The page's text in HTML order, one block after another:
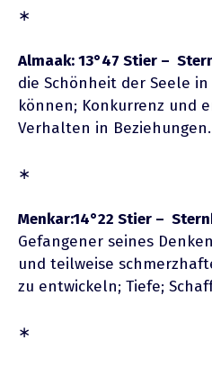
∗
Almaak: 13°47 Stier –
die Schönheit der Seele
können; Konkurrenz und
Verhalten in Beziehungen.
∗
Menkar:14°22 Stier –
Gefangener seines
und teilweise
zu entwickeln; Tiefe;
∗